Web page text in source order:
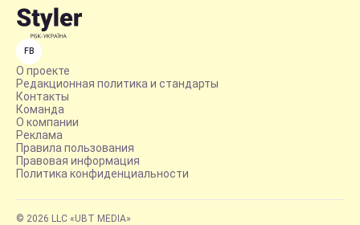
FB
О проекте
Редакционная политика и стандарты
Контакты
Команда
О компании
Реклама
Правила пользования
Правовая информация
Политика конфиденциальности
© 2026 LLC «UBT MEDIA»